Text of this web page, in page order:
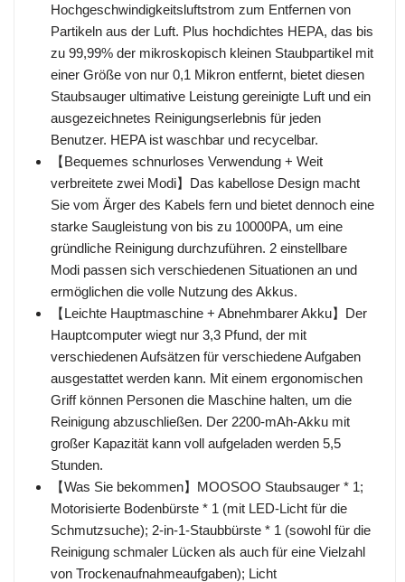
Hochgeschwindigkeitsluftstrom zum Entfernen von
Partikeln aus der Luft. Plus hochdichtes HEPA, das bis
zu 99,99% der mikroskopisch kleinen Staubpartikel mit
einer Größe von nur 0,1 Mikron entfernt, bietet diesen
Staubsauger ultimative Leistung gereinigte Luft und ein
ausgezeichnetes Reinigungserlebnis für jeden
Benutzer. HEPA ist waschbar und recycelbar.
【Bequemes schnurloses Verwendung + Weit
verbreitete zwei Modi】Das kabellose Design macht
Sie vom Ärger des Kabels fern und bietet dennoch eine
starke Saugleistung von bis zu 10000PA, um eine
gründliche Reinigung durchzuführen. 2 einstellbare
Modi passen sich verschiedenen Situationen an und
ermöglichen die volle Nutzung des Akkus.
【Leichte Hauptmaschine + Abnehmbarer Akku】Der
Hauptcomputer wiegt nur 3,3 Pfund, der mit
verschiedenen Aufsätzen für verschiedene Aufgaben
ausgestattet werden kann. Mit einem ergonomischen
Griff können Personen die Maschine halten, um die
Reinigung abzuschließen. Der 2200-mAh-Akku mit
großer Kapazität kann voll aufgeladen werden 5,5
Stunden.
【Was Sie bekommen】MOOSOO Staubsauger * 1;
Motorisierte Bodenbürste * 1 (mit LED-Licht für die
Schmutzsuche); 2-in-1-Staubbürste * 1 (sowohl für die
Reinigung schmaler Lücken als auch für eine Vielzahl
von Trockenaufnahmeaufgaben); Licht